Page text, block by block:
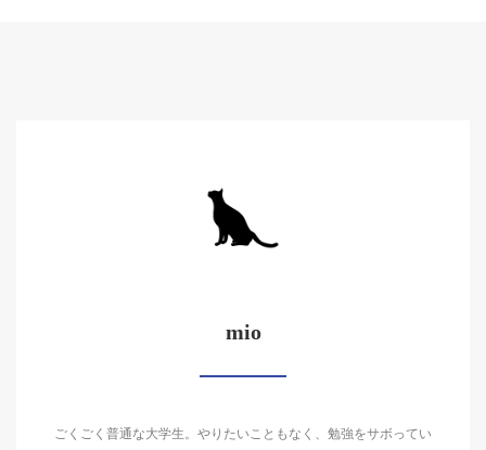
mio
ごくごく普通な大学生。やりたいこともなく、勉強をサボってい